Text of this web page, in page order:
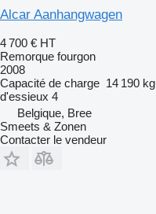
Alcar Aanhangwagen
4 700 € HT
Remorque fourgon
2008
Capacité de charge 14 190 kg
d'essieux 4
Belgique, Bree
Smeets & Zonen
Contacter le vendeur